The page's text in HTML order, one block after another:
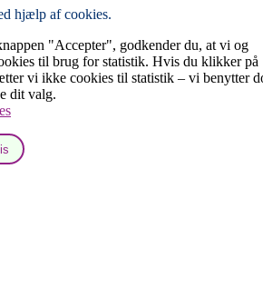
hjælp af cookies.
"Accepter", godkender du, at vi og
til brug for statistik. Hvis du klikker på
vi ikke cookies til statistik – vi benytter
dit valg.